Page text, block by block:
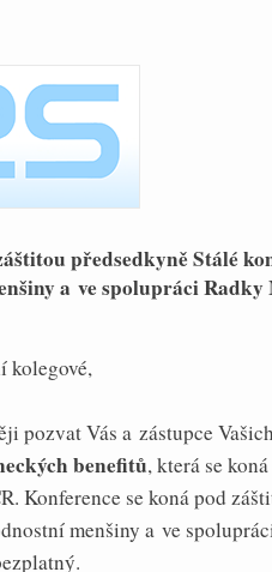
předsedkyně Stálé
a ve spolupráci Radky
kolegové,
pozvat Vás a zástupce
benefitů, která se
Konference se koná pod
menšiny a ve